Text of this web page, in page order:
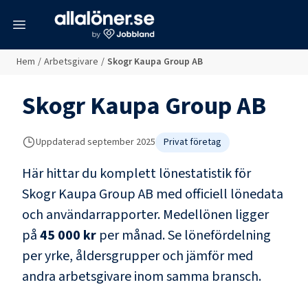
Hem / Arbetsgivare / Skogr Kaupa Group AB
Skogr Kaupa Group AB
Uppdaterad september 2025 Privat företag
Här hittar du komplett lönestatistik för
Skogr Kaupa Group AB med officiell lönedata
och användarrapporter. Medellönen ligger
på45 000 kr per månad.Se lönefördelning
per yrke, åldersgrupper och jämför med
andra arbetsgivare inom samma bransch.